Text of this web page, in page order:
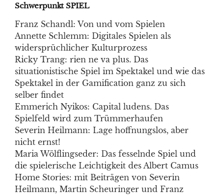
Schwerpunkt SPIEL
Franz Schandl: Von und vom Spielen
Annette Schlemm: Digitales Spielen als
widersprüchlicher Kulturprozess
Ricky Trang: rien ne va plus. Das
situationistische Spiel im Spektakel und wie das
Spektakel in der Gamification ganz zu sich
selber findet
Emmerich Nyikos: Capital ludens. Das
Spielfeld wird zum Trümmerhaufen
Severin Heilmann: Lage hoffnungslos, aber
nicht ernst!
Maria Wölflingseder: Das fesselnde Spiel und
die spielerische Leichtigkeit des Albert Camus
Home Stories: mit Beiträgen von Severin
Heilmann, Martin Scheuringer und Franz